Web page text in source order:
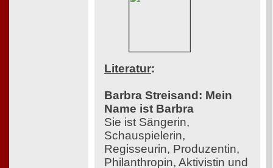
Literatur:
Barbra Streisand: Mein
Name ist Barbra
Sie ist Sängerin,
Schauspielerin,
Regisseurin, Produzentin,
Philanthropin, Aktivistin und